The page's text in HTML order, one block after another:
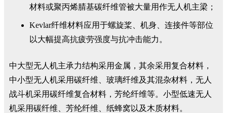
材料或聚丙烯腈基碳纤维管被大量用作无人机主梁；
Kevlar纤维材料应用于螺旋桨、机身、连接件等部位
以大幅提高抗疲劳强度与抗冲击能力。
中大型无人机主承力结构采用金属，其余采用复合材料，
中小型无人机采用碳纤维、玻璃纤维及其混杂材料，无人
战斗机采用碳纤维复合材料，芳纶纤维等。小型低速无人
机采用碳纤维、芳纶纤维、纸蜂窝以及木质材料。